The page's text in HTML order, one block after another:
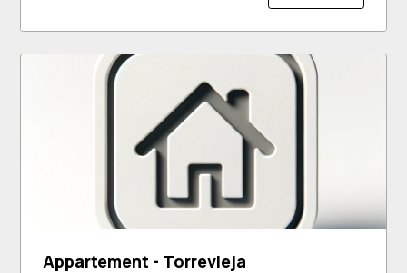
Appartement - Torrevieja